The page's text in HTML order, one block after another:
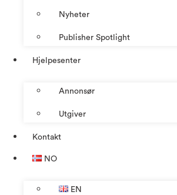
Nyheter
Publisher Spotlight
Hjelpesenter
Annonsør
Utgiver
Kontakt
NO
EN